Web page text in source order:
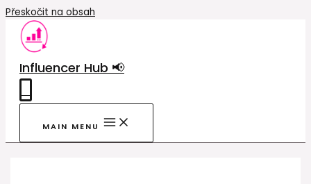
Přeskočit na obsah
Influencer Hub 📢
MAIN MENU